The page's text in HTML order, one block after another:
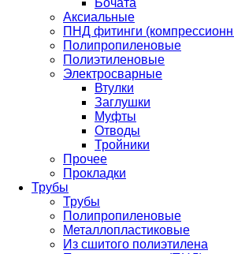
Бочата
Аксиальные
ПНД фитинги
Полипропиленовые
Полиэтиленовые
Электросварные
Втулки
Заглушки
Муфты
Отводы
Тройники
Прочее
Прокладки
Трубы
Трубы
Полипропиленовые
Металлопластиковые
Из сшитого полиэтилена